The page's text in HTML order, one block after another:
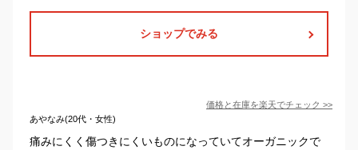
ショップでみる
価格と在庫を楽天でチェック >>
あやなみ(20代・女性)
痛みにくく傷つきにくいものになっていてオーガニックで